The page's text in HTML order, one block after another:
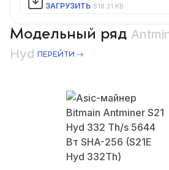
ЗАГРУЗИТЬ 818.31 KB
Модельный ряд
Hyd
ПЕРЕЙТИ